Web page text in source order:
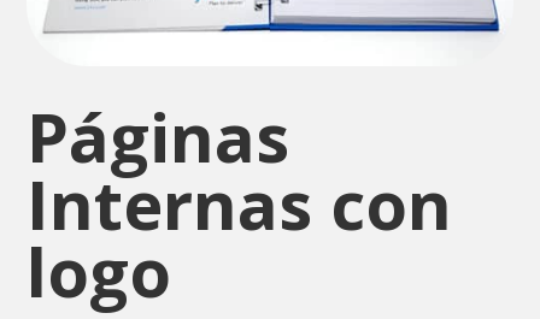
Páginas
Internas con
logo